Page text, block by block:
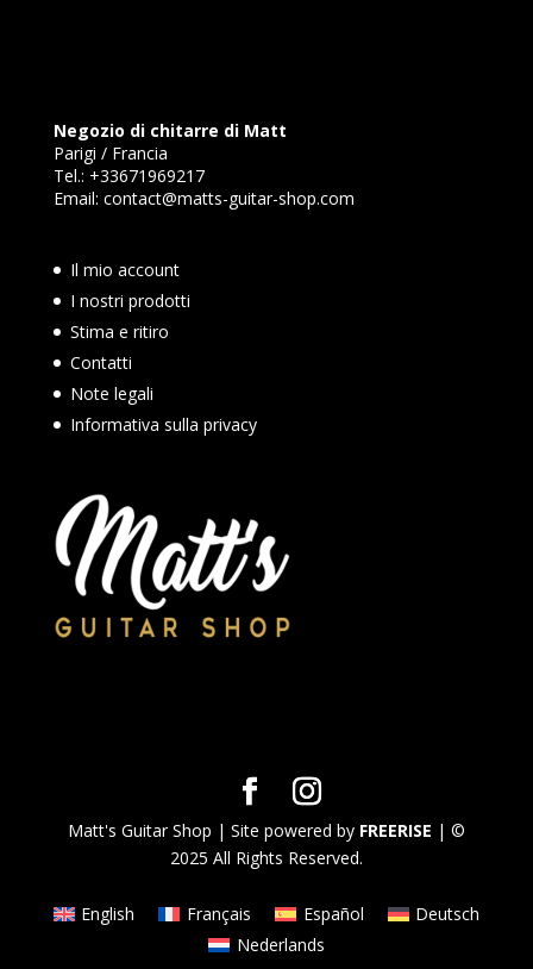
Negozio di chitarre di Matt
Parigi / Francia
Tel.: +33671969217
Email: contact@matts-guitar-shop.com
Il mio account
I nostri prodotti
Stima e ritiro
Contatti
Note legali
Informativa sulla privacy
Matt's Guitar Shop | Site powered by FREERISE | ©
2025 All Rights Reserved.
English Français Español
Deutsch
Nederlands